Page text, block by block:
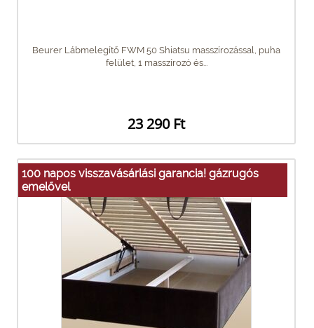
Beurer Lábmelegítő FWM 50 Shiatsu masszírozással, puha
felület, 1 masszírozó és...
23 290 Ft
100 napos visszavásárlási garancia! gázrugós
emelővel